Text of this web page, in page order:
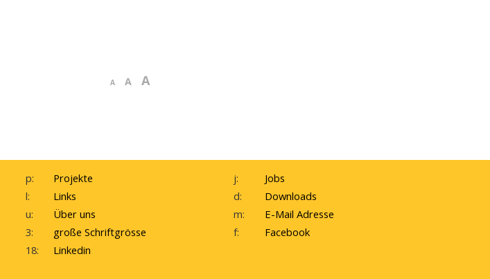
A A A
p:
Projekte
l:
Links
u:
Über uns
3:
große Schriftgrösse
18:
Linkedin
j:
Jobs
d:
Downloads
m:
E-Mail Adresse
f:
Facebook